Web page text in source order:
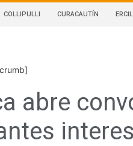
COLLIPULLI CURACAUTÍN
abre